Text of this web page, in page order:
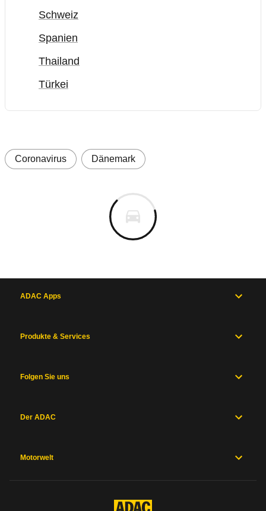
Schweiz
Spanien
Thailand
Türkei
Coronavirus Dänemark
ADAC Apps
Produkte & Services
Folgen Sie uns
Der ADAC
Motorwelt